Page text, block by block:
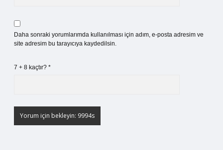
Daha sonraki yorumlarımda kullanılması için adım, e-posta adresim ve
site adresim bu tarayıcıya kaydedilsin.
7 + 8 kaçtır? *